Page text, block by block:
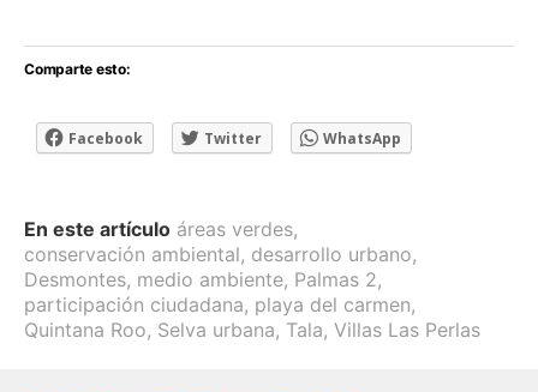
Comparte esto:
Facebook Twitter WhatsApp
En este artículo áreas verdes,
conservación ambiental, desarrollo urbano,
Desmontes, medio ambiente, Palmas 2,
participación ciudadana, playa del carmen,
Quintana Roo, Selva urbana, Tala, Villas Las Perlas